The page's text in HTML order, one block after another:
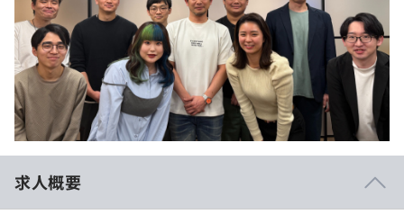
就活成功ガイド
プラン
個人向けプラン
法人向けプラン
契約内容・クーポン
note
求人概要